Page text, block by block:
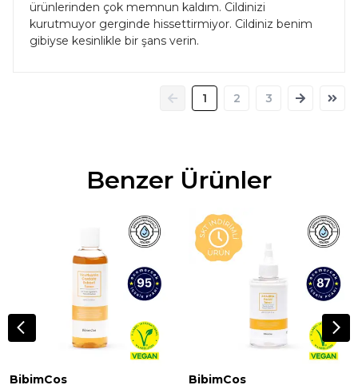
ürünlerinden çok memnun kaldım. Cildinizi
kurutmuyor gerginde hissettirmiyor. Cildiniz benim
gibiyse kesinlikle bir şans verin.
1 2 3
Benzer Ürünler
BibimCos BibimCos